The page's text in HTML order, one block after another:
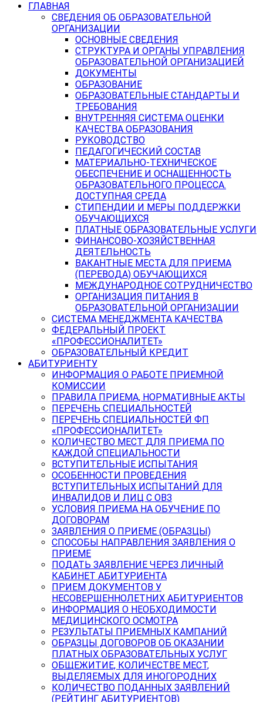
ГЛАВНАЯ
СВЕДЕНИЯ ОБ ОБРАЗОВАТЕЛЬНОЙ
ОРГАНИЗАЦИИ
ОСНОВНЫЕ СВЕДЕНИЯ
СТРУКТУРА И ОРГАНЫ УПРАВЛЕНИЯ
ОБРАЗОВАТЕЛЬНОЙ ОРГАНИЗАЦИЕЙ
ДОКУМЕНТЫ
ОБРАЗОВАНИЕ
ОБРАЗОВАТЕЛЬНЫЕ СТАНДАРТЫ И
ТРЕБОВАНИЯ
ВНУТРЕННЯЯ СИСТЕМА ОЦЕНКИ
КАЧЕСТВА ОБРАЗОВАНИЯ
РУКОВОДСТВО
ПЕДАГОГИЧЕСКИЙ СОСТАВ
МАТЕРИАЛЬНО-ТЕХНИЧЕСКОЕ
ОБЕСПЕЧЕНИЕ И ОСНАЩЕННОСТЬ
ОБРАЗОВАТЕЛЬНОГО ПРОЦЕССА.
ДОСТУПНАЯ СРЕДА
СТИПЕНДИИ И МЕРЫ ПОДДЕРЖКИ
ОБУЧАЮЩИХСЯ
ПЛАТНЫЕ ОБРАЗОВАТЕЛЬНЫЕ УСЛУГИ
ФИНАНСОВО-ХОЗЯЙСТВЕННАЯ
ДЕЯТЕЛЬНОСТЬ
ВАКАНТНЫЕ МЕСТА ДЛЯ ПРИЕМА
(ПЕРЕВОДА) ОБУЧАЮЩИХСЯ
МЕЖДУНАРОДНОЕ СОТРУДНИЧЕСТВО
ОРГАНИЗАЦИЯ ПИТАНИЯ В
ОБРАЗОВАТЕЛЬНОЙ ОРГАНИЗАЦИИ
СИСТЕМА МЕНЕДЖМЕНТА КАЧЕСТВА
ФЕДЕРАЛЬНЫЙ ПРОЕКТ
«ПРОФЕССИОНАЛИТЕТ»
ОБРАЗОВАТЕЛЬНЫЙ КРЕДИТ
АБИТУРИЕНТУ
ИНФОРМАЦИЯ О РАБОТЕ ПРИЕМНОЙ
КОМИССИИ
ПРАВИЛА ПРИЕМА, НОРМАТИВНЫЕ АКТЫ
ПЕРЕЧЕНЬ СПЕЦИАЛЬНОСТЕЙ
ПЕРЕЧЕНЬ СПЕЦИАЛЬНОСТЕЙ ФП
«ПРОФЕССИОНАЛИТЕТ»
КОЛИЧЕСТВО МЕСТ ДЛЯ ПРИЕМА ПО
КАЖДОЙ СПЕЦИАЛЬНОСТИ
ВСТУПИТЕЛЬНЫЕ ИСПЫТАНИЯ
ОСОБЕННОСТИ ПРОВЕДЕНИЯ
ВСТУПИТЕЛЬНЫХ ИСПЫТАНИЙ ДЛЯ
ИНВАЛИДОВ И ЛИЦ С ОВЗ
УСЛОВИЯ ПРИЕМА НА ОБУЧЕНИЕ ПО
ДОГОВОРАМ
ЗАЯВЛЕНИЯ О ПРИЕМЕ (ОБРАЗЦЫ)
СПОСОБЫ НАПРАВЛЕНИЯ ЗАЯВЛЕНИЯ О
ПРИЕМЕ
ПОДАТЬ ЗАЯВЛЕНИЕ ЧЕРЕЗ ЛИЧНЫЙ
КАБИНЕТ АБИТУРИЕНТА
ПРИЕМ ДОКУМЕНТОВ У
НЕСОВЕРШЕННОЛЕТНИХ АБИТУРИЕНТОВ
ИНФОРМАЦИЯ О НЕОБХОДИМОСТИ
МЕДИЦИНСКОГО ОСМОТРА
РЕЗУЛЬТАТЫ ПРИЕМНЫХ КАМПАНИЙ
ОБРАЗЦЫ ДОГОВОРОВ ОБ ОКАЗАНИИ
ПЛАТНЫХ ОБРАЗОВАТЕЛЬНЫХ УСЛУГ
ОБЩЕЖИТИЕ, КОЛИЧЕСТВЕ МЕСТ,
ВЫДЕЛЯЕМЫХ ДЛЯ ИНОГОРОДНИХ
КОЛИЧЕСТВО ПОДАННЫХ ЗАЯВЛЕНИЙ
(РЕЙТИНГ АБИТУРИЕНТОВ)